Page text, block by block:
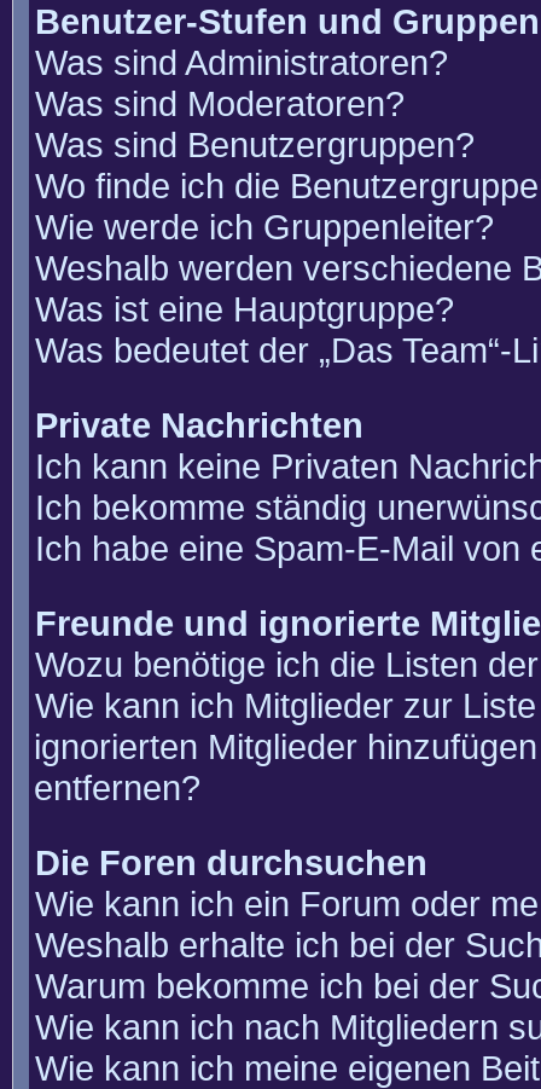
Benutzer-Stufen und Gruppen
Was sind Administratoren?
Was sind Moderatoren?
Was sind Benutzergruppen?
Wo finde ich die
Wie werde ich Gruppenleiter?
Weshalb werden verschiedene
Was ist eine Hauptgruppe?
Was bedeutet der „Das Team“-
Private Nachrichten
Ich kann keine Privaten
Ich bekomme ständig
Ich habe eine Spam-E-Mail von
Freunde und ignorierte
Wozu benötige ich die Listen
Wie kann ich Mitglieder zur
ignorierten Mitglieder
entfernen?
Die Foren durchsuchen
Wie kann ich ein Forum oder
Weshalb erhalte ich bei der
Warum bekomme ich bei der
Wie kann ich nach Mitgliedern
Wie kann ich meine eigenen